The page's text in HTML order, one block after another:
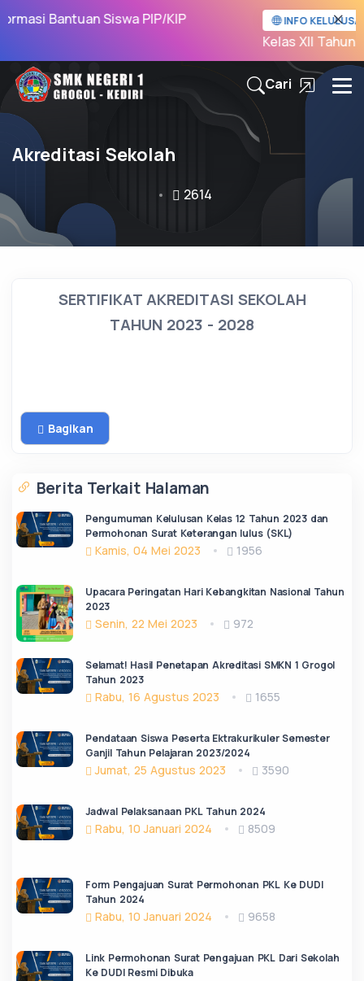
Bantuan Siswa PIP/KIP INFO
Kelas XII Tahun
Cari
Akreditasi Sekolah
2614
SERTIFIKAT AKREDITASI SEKOLAH
TAHUN 2023 - 2028
Bagikan
Berita Terkait Halaman
Pengumuman Kelulusan Kelas 12 Tahun 2023 dan
Permohonan Surat Keterangan lulus (SKL)
Kamis, 04 Mei 2023 1956
Upacara Peringatan Hari Kebangkitan Nasional Tahun
2023
Senin, 22 Mei 2023 972
Selamat! Hasil Penetapan Akreditasi SMKN 1 Grogol
Tahun 2023
Rabu, 16 Agustus 2023 1655
Pendataan Siswa Peserta Ektrakurikuler Semester
Ganjil Tahun Pelajaran 2023/2024
Jumat, 25 Agustus 2023 3590
Jadwal Pelaksanaan PKL Tahun 2024
Rabu, 10 Januari 2024 8509
Form Pengajuan Surat Permohonan PKL Ke DUDI
Tahun 2024
Rabu, 10 Januari 2024 9658
Link Permohonan Surat Pengajuan PKL Dari Sekolah
Ke DUDI Resmi Dibuka